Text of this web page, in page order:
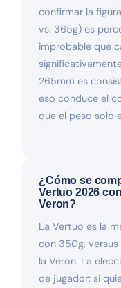
confirmar la
vs. 365g) es
improbable que
265mm es
eso conduce el
que el peso solo
¿Cómo se
Vertuo 2026
Veron?
La Vertuo es la
con 350g,
la Veron. La
de jugador: si